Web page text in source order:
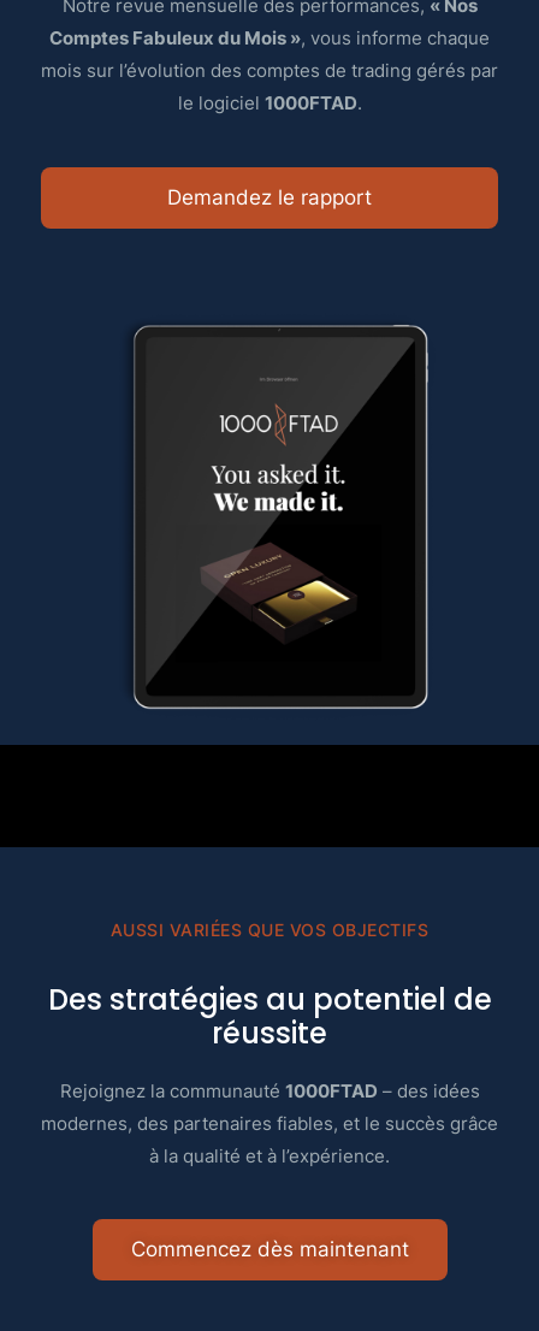
Notre revue mensuelle des performances, « Nos
Comptes Fabuleux du Mois », vous informe chaque
mois sur l’évolution des comptes de trading gérés par
le logiciel 1000FTAD.
Demandez le rapport
AUSSI VARIÉES QUE VOS OBJECTIFS
Des stratégies au potentiel de
réussite
Rejoignez la communauté 1000FTAD – des idées
modernes, des partenaires fiables, et le succès grâce
à la qualité et à l’expérience.
Commencez dès maintenant